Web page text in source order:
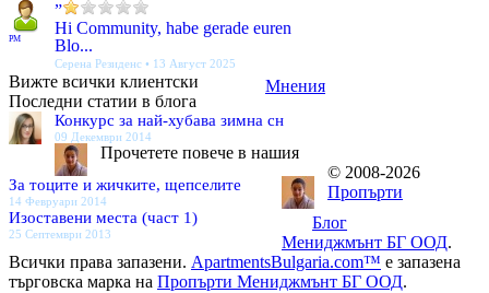
PM
”
Hi Community, habe gerade euren
Blo...
Серена Резиденс • 13 Август 2025
Мнения
Вижте всички клиентски
Последни статии в блога
Конкурс за най-хубава зимна сн
09 Декември 2014
За тоците и жичките, щепселите
14 Февруари 2014
Изоставени места (част 1)
25 Септември 2013
Блог
Прочетете повече в нашия
© 2008-2026
Пропърти
Мениджмънт БГ ООД.
Всички права запазени. ApartmentsBulgaria.com™ е запазена
търговска марка на Пропърти Мениджмънт БГ ООД.